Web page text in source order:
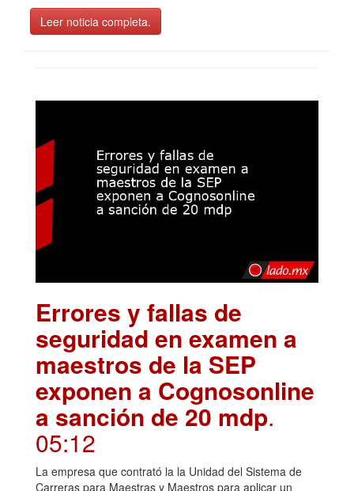
Leer noticia completa.
Errores y fallas de
seguridad en examen a
maestros de la SEP
exponen a Cognosonline
a sanción de 20 mdp.
05:12
La empresa que contrató la la Unidad del Sistema de
Carreras para Maestras y Maestros para aplicar un